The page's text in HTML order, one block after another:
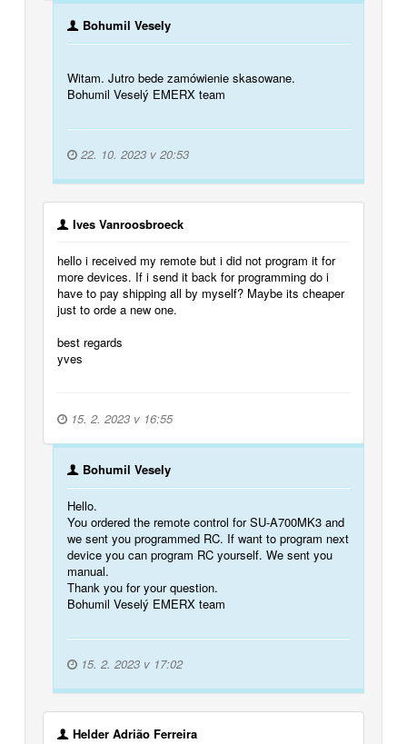
Bohumil Vesely
Witam. Jutro bede zamówienie skasowane.
Bohumil Veselý EMERX team
22. 10. 2023 v 20:53
Ives Vanroosbroeck
hello i received my remote but i did not program it for
more devices. If i send it back for programming do i
have to pay shipping all by myself? Maybe its cheaper
just to orde a new one.
best regards
yves
15. 2. 2023 v 16:55
Bohumil Vesely
Hello.
You ordered the remote control for SU-A700MK3 and
we sent you programmed RC. If want to program next
device you can program RC yourself. We sent you
manual.
Thank you for your question.
Bohumil Veselý EMERX team
15. 2. 2023 v 17:02
Helder Adrião Ferreira